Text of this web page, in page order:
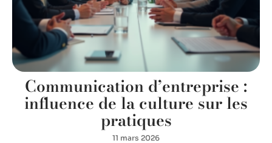
Communication d’entreprise :
influence de la culture sur les
pratiques
11 mars 2026